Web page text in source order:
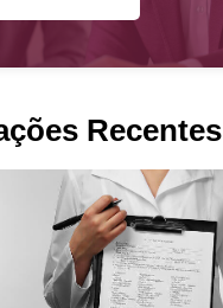
Recentes